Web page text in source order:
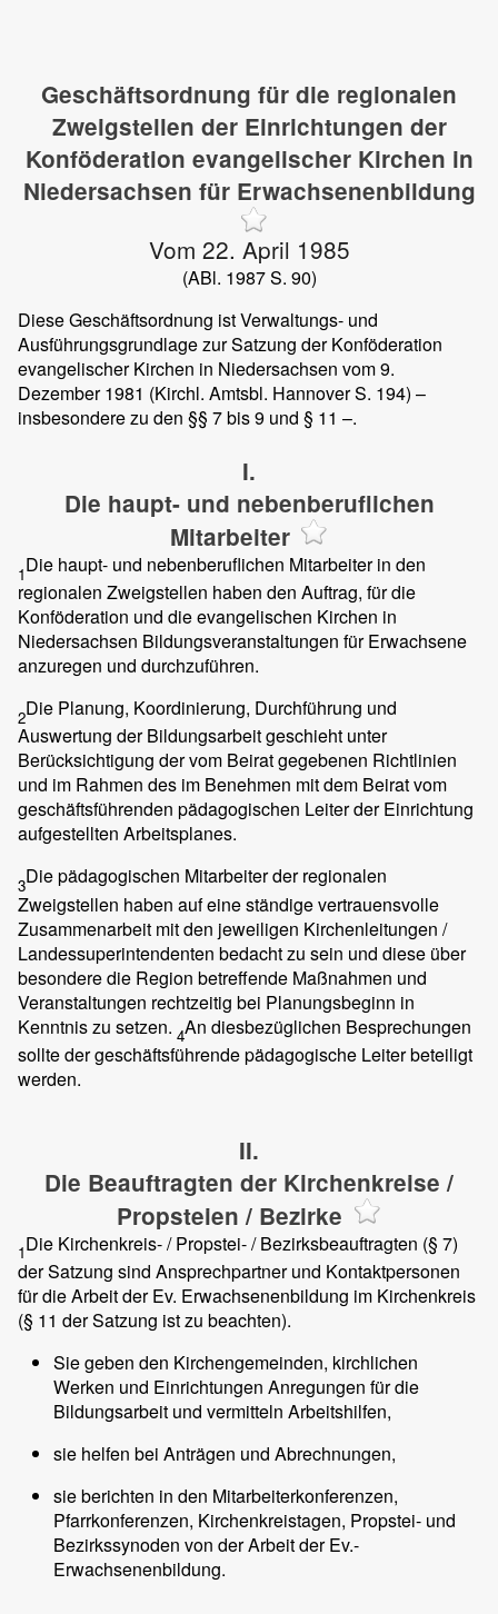
Geschäftsordnung für die regionalen
Zweigstellen der Einrichtungen der
Konföderation evangelischer Kirchen in
Niedersachsen für Erwachsenenbildung
Vom 22. April 1985
(ABl. 1987 S. 90)
Diese Geschäftsordnung ist Verwaltungs- und
Ausführungsgrundlage zur Satzung der Konföderation
evangelischer Kirchen in Niedersachsen vom 9.
Dezember 1981 (Kirchl. Amtsbl. Hannover S. 194) –
insbesondere zu den §§ 7 bis 9 und § 11 –.
I.
Die haupt- und nebenberuflichen
Mitarbeiter
1Die haupt- und nebenberuflichen Mitarbeiter in den
regionalen Zweigstellen haben den Auftrag, für die
Konföderation und die evangelischen Kirchen in
Niedersachsen Bildungsveranstaltungen für Erwachsene
anzuregen und durchzuführen.
2Die Planung, Koordinierung, Durchführung und
Auswertung der Bildungsarbeit geschieht unter
Berücksichtigung der vom Beirat gegebenen Richtlinien
und im Rahmen des im Benehmen mit dem Beirat vom
geschäftsführenden pädagogischen Leiter der Einrichtung
aufgestellten Arbeitsplanes.
3Die pädagogischen Mitarbeiter der regionalen
Zweigstellen haben auf eine ständige vertrauensvolle
Zusammenarbeit mit den jeweiligen Kirchenleitungen /
Landessuperintendenten bedacht zu sein und diese über
besondere die Region betreffende Maßnahmen und
Veranstaltungen rechtzeitig bei Planungsbeginn in
Kenntnis zu setzen. 4An diesbezüglichen Besprechungen
sollte der geschäftsführende pädagogische Leiter beteiligt
werden.
II.
Die Beauftragten der Kirchenkreise /
Propsteien / Bezirke
1Die Kirchenkreis- / Propstei- / Bezirksbeauftragten (§ 7)
der Satzung sind Ansprechpartner und Kontaktpersonen
für die Arbeit der Ev. Erwachsenenbildung im Kirchenkreis
(§ 11 der Satzung ist zu beachten).
Sie geben den Kirchengemeinden, kirchlichen
Werken und Einrichtungen Anregungen für die
Bildungsarbeit und vermitteln Arbeitshilfen,
sie helfen bei Anträgen und Abrechnungen,
sie berichten in den Mitarbeiterkonferenzen,
Pfarrkonferenzen, Kirchenkreistagen, Propstei- und
Bezirkssynoden von der Arbeit der Ev.-
Erwachsenenbildung.